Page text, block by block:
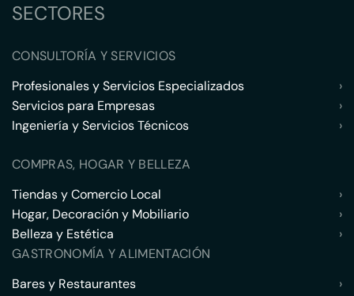
SECTORES
CONSULTORÍA Y SERVICIOS
Profesionales y Servicios Especializados
›
Servicios para Empresas
›
Ingeniería y Servicios Técnicos
›
COMPRAS, HOGAR Y BELLEZA
Tiendas y Comercio Local
›
Hogar, Decoración y Mobiliario
›
Belleza y Estética
›
GASTRONOMÍA Y ALIMENTACIÓN
Bares y Restaurantes
›